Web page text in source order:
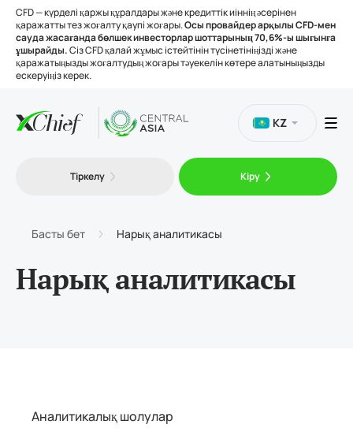
CFD — күрделі қаржы құралдары және кредиттік иіннің әсерінен
қаражатты тез жоғалту қаупі жоғары.Осы провайдер арқылы CFD-мен
сауда жасағанда бөлшек инвесторлар шоттарының 70,6%-ы шығынға
ұшырайды.Сіз CFD қалай жұмыс істейтінін түсінетініңізді және
қаражатыңызды жоғалтудың жоғары тәуекелін көтере алатыныңызды
ескеруіңіз керек.
KZ
Тіркелу Кіру
Басты бет Нарық аналитикасы
Нарық аналитикасы
Аналитикалық шолулар